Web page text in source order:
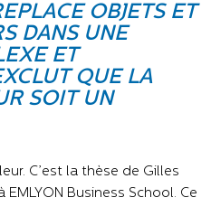
OBJETS ET
DANS UNE
ET
QUE LA
SOIT UN
C’est la thèse de Gilles
Business School. Ce